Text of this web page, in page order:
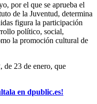
por el que se aprueba el
de la Juventud, determina
figura la participación
político, social,
la promoción cultural de
de 23 de enero, que
en dpublic.es!